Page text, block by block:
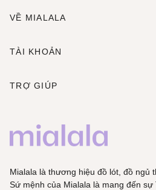
VỀ MIALALA
TÀI KHOẢN
TRỢ GIÚP
Mialala là thương hiệu đồ lót, đồ ngủ
Sứ mệnh của Mialala là mang đến sự